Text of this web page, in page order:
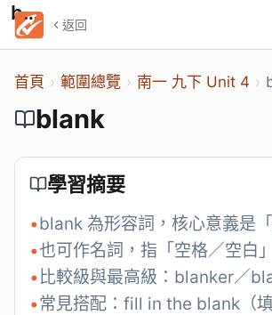
返回
blank
首頁 › 範圍總覽 › 南一 九下 Unit 4 ›
blank
學習摘要
•blank 為形容詞，核心意義是
•也可作名詞，指「空格／空白
•比較級與最高級：blanker／
•常見搭配：fill in the blank（